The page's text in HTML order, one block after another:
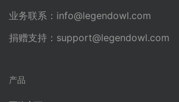
业务联系： info@legendowl.com
捐赠支持： support@legendowl.com
产品